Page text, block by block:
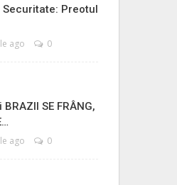
Preotul
ago 0
SE FRÂNG,
ago 0